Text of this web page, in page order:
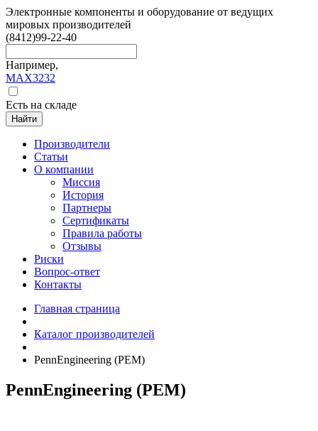
Электронные компоненты и оборудование от ведущих
мировых производителей
(8412)99-22-40
Например,
MAX3232
Есть на складе
Найти
Производители
Статьи
О компании
Миссия
История
Партнеры
Сертификаты
Правила работы
Отзывы
Риски
Вопрос-ответ
Контакты
Главная страница
Каталог производителей
PennEngineering (PEM)
PennEngineering (PEM)